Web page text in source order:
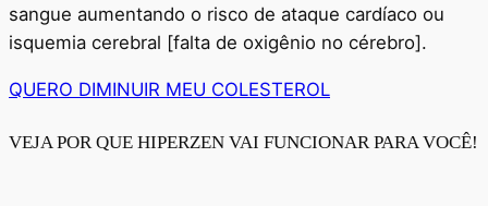
sangue aumentando o risco de ataque cardíaco ou
isquemia cerebral [falta de oxigênio no cérebro].
QUERO DIMINUIR MEU COLESTEROL
VEJA POR QUE HIPERZEN VAI FUNCIONAR PARA VOCÊ!